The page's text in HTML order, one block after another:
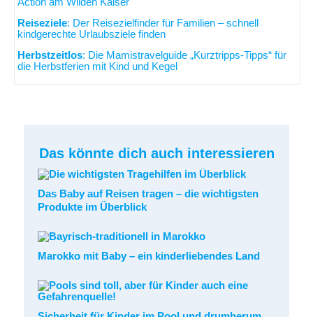
Reiseziele: Der Reisezielfinder für Familien – schnell
kindgerechte Urlaubsziele finden
Herbstzeitlos: Die Mamistravelguide „Kurztripps-Tipps“ für
die Herbstferien mit Kind und Kegel
Das könnte dich auch interessieren
Das Baby auf Reisen tragen – die wichtigsten
Produkte im Überblick
Marokko mit Baby – ein kinderliebendes Land